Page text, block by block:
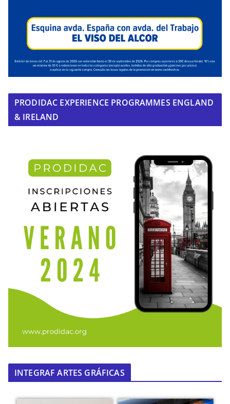
PRODIDAC EXPERIENCE PROGRAMMES ENGLAND
& IRELAND
INTEGRAF ARTES GRÁFICAS